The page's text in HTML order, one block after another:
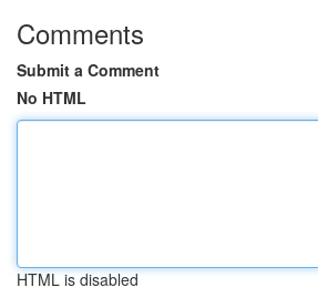
Comments
Submit a Comment
No HTML
HTML is disabled